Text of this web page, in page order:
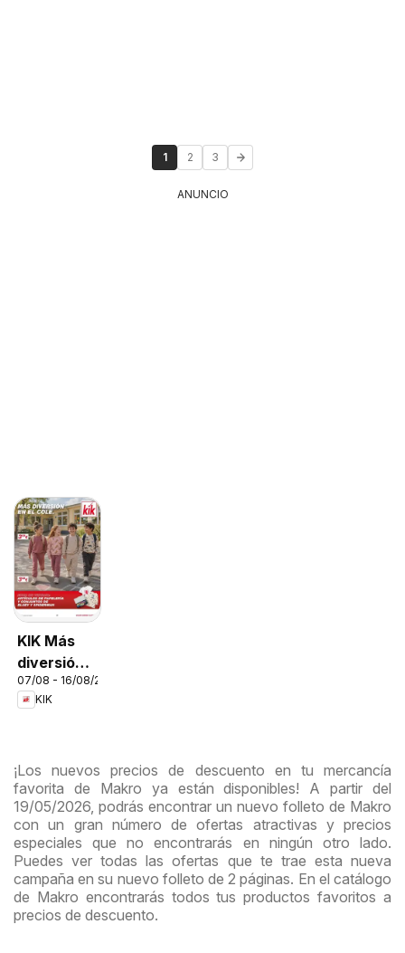
1 2 3
ANUNCIO
KIK Más
diversión
en el cole
07/08 - 16/08/2026
KIK
¡Los nuevos precios de descuento en tu mercancía
favorita de Makro ya están disponibles! A partir del
19/05/2026, podrás encontrar un nuevo folleto de Makro
con un gran número de ofertas atractivas y precios
especiales que no encontrarás en ningún otro lado.
Puedes ver todas las ofertas que te trae esta nueva
campaña en su nuevo folleto de 2 páginas. En el catálogo
de Makro encontrarás todos tus productos favoritos a
precios de descuento.